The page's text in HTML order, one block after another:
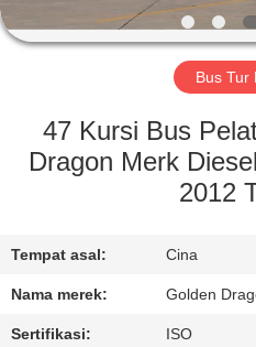
TUR
KONTROL
HUBUNGI
KAMI
Bus Tur
47 Kursi Bus
Dragon Merk
2012
Tempat asal: Cina
Nama merek: Golden
Sertifikasi: ISO